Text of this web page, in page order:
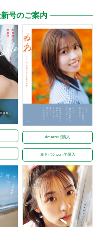
号のご案内
Amazonで購入
ヨドバシ.comで購入